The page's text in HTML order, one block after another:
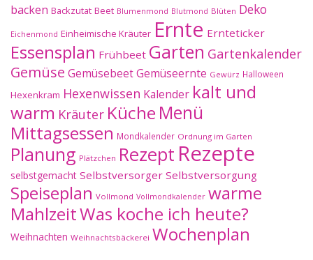
backen Backzutat Beet Blumenmond Blutmond Blüten Deko
Eichenmond Einheimische Kräuter Ernte Ernteticker
Essensplan Frühbeet Garten Gartenkalender
Gemüse GemüsebeetGemüseernte Gewürz Halloween
Hexenkram Hexenwissen Kalender kalt und
warm Kräuter Küche Menü
Mittagsessen Mondkalender Ordnung im Garten
Planung Plätzchen Rezept Rezepte
selbstgemacht Selbstversorger Selbstversorgung
Speiseplan Vollmond Vollmondkalender warme
MahlzeitWas koche ich heute?
Weihnachten Weihnachtsbäckerei Wochenplan